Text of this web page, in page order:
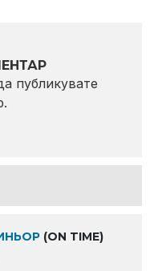
публикувате
(ON TIME)